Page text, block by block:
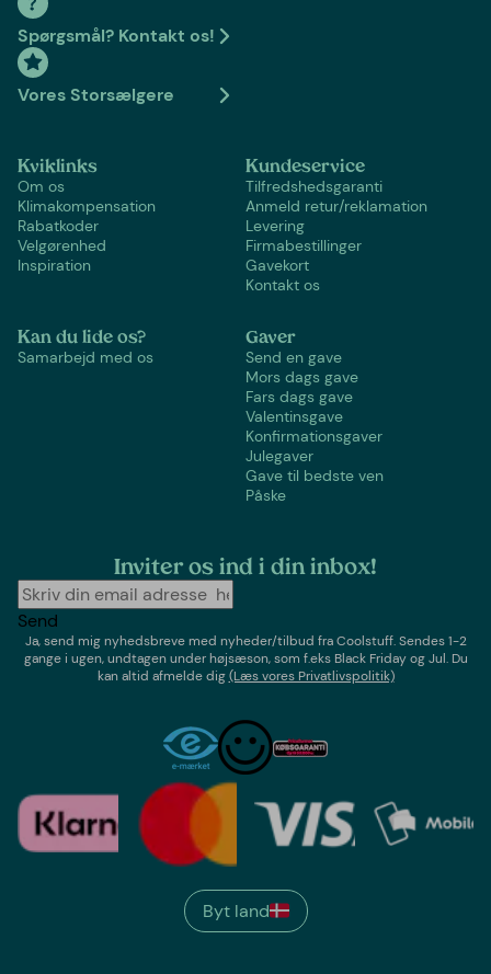
Spørgsmål? Kontakt os!
Vores Storsælgere
Kviklinks
Om os
Klimakompensation
Rabatkoder
Velgørenhed
Inspiration
Kundeservice
Tilfredshedsgaranti
Anmeld retur/reklamation
Levering
Firmabestillinger
Gavekort
Kontakt os
Kan du lide os?
Samarbejd med os
Gaver
Send en gave
Mors dags gave
Fars dags gave
Valentinsgave
Konfirmationsgaver
Julegaver
Gave til bedste ven
Påske
Inviter os ind i din inbox!
Send
Ja, send mig nyhedsbreve med nyheder/tilbud fraCoolstuff. Sendes 1-2
gange i ugen,undtagen under højsæson, som f.eks Black Friday og Jul. Du
kan altid afmelde dig(Læs vores Privatlivspolitik)
Byt land